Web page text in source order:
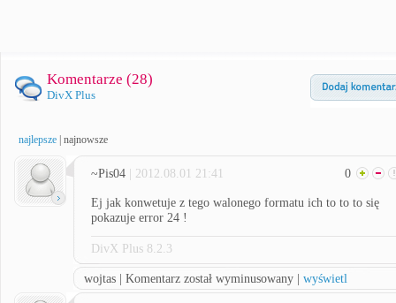
Komentarze (28)
DivX Plus
najlepsze najnowsze
~Pis04 | 2012.08.01 21:41 0
Ej jak konwetuje z tego walonego formatu ich to to to się
pokazuje error 24 !
DivX Plus 8.2.3
wojtas | Komentarz został wyminusowany | wyświetl